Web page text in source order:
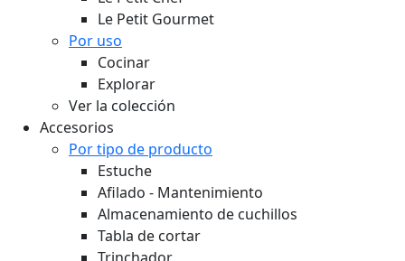
Le Petit Gourmet
Por uso
Cocinar
Explorar
Ver la colección
Accesorios
Por tipo de producto
Estuche
Afilado - Mantenimiento
Almacenamiento de cuchillos
Tabla de cortar